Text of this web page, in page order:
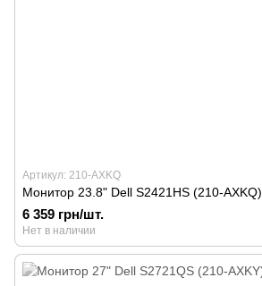
Артикул: 210-AXKQ
Монитор 23.8" Dell S2421HS (210-AXKQ)
6 359 грн/шт.
Нет в наличии